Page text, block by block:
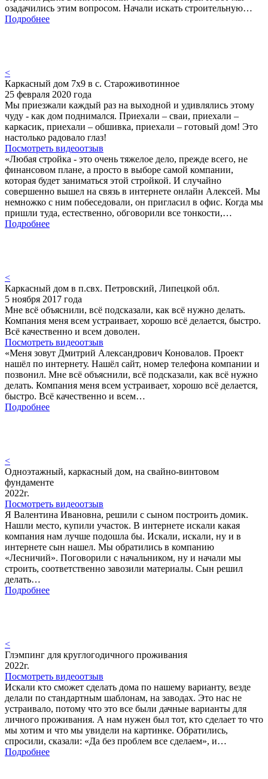
озадачились этим вопросом. Начали искать строительную…
Подробнее
<
Каркасный дом 7х9 в с. Староживотинное
25 февраля 2020 года
Мы приезжали каждый раз на выходной и удивлялись этому
чуду - как дом поднимался. Приехали – сваи, приехали –
каркасик, приехали – обшивка, приехали – готовый дом! Это
настолько радовало глаз!
Посмотреть видеоотзыв
«Любая стройка - это очень тяжелое дело, прежде всего, не
финансовом плане, а просто в выборе самой компании,
которая будет заниматься этой стройкой. И случайно
совершенно вышел на связь в интернете онлайн Алексей. Мы
немножко с ним побеседовали, он пригласил в офис. Когда мы
пришли туда, естественно, обговорили все тонкости,…
Подробнее
<
Каркасный дом в п.свх. Петровский, Липецкой обл.
5 ноября 2017 года
Мне всё объяснили, всё подсказали, как всё нужно делать.
Компания меня всем устраивает, хорошо всё делается, быстро.
Всё качественно и всем доволен.
Посмотреть видеоотзыв
«Меня зовут Дмитрий Александрович Коновалов. Проект
нашёл по интернету. Нашёл сайт, номер телефона компании и
позвонил. Мне всё объяснили, всё подсказали, как всё нужно
делать. Компания меня всем устраивает, хорошо всё делается,
быстро. Всё качественно и всем…
Подробнее
<
Одноэтажный, каркасный дом, на свайно-винтовом
фундаменте
2022г.
Посмотреть видеоотзыв
Я Валентина Ивановна, решили с сыном построить домик.
Нашли место, купили участок. В интернете искали какая
компания нам лучше подошла бы. Искали, искали, ну и в
интернете сын нашел. Мы обратились в компанию
«Лесничий». Поговорили с начальником, ну и начали мы
строить, соответственно завозили материалы. Сын решил
делать…
Подробнее
<
Глэмпинг для круглогодичного проживания
2022г.
Посмотреть видеоотзыв
Искали кто сможет сделать дома по нашему варианту, везде
делали по стандартным шаблонам, на заводах. Это нас не
устраивало, потому что это все были дачные варианты для
личного проживания. А нам нужен был тот, кто сделает то что
мы хотим и что мы увидели на картинке. Обратились,
спросили, сказали: «Да без проблем все сделаем», и…
Подробнее